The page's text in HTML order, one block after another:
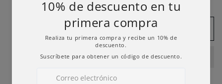
Short
Rib/Asado
Short
Rib/Asado
de
Tira
Agregar al carrito